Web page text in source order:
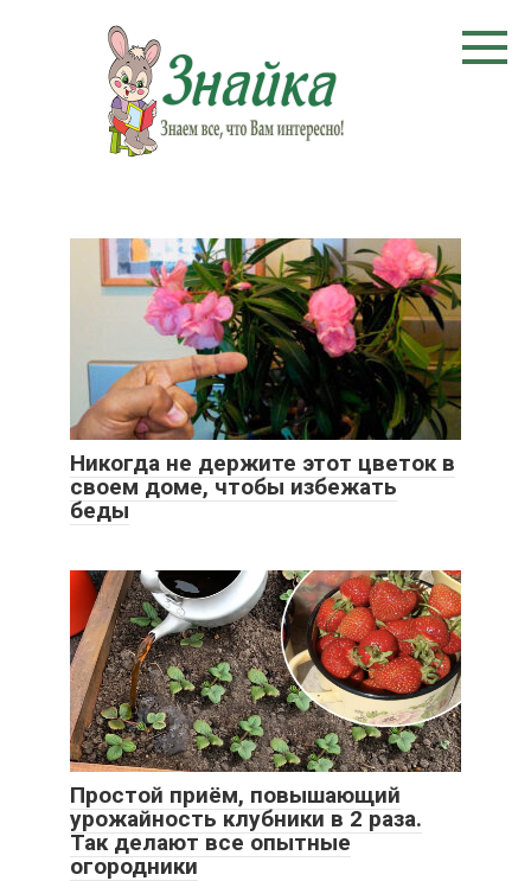
Никогда не держите этот цветок в
своем доме, чтобы избежать
беды
Простой приём, повышающий
урожайность клубники в 2 раза.
Так делают все опытные
огородники